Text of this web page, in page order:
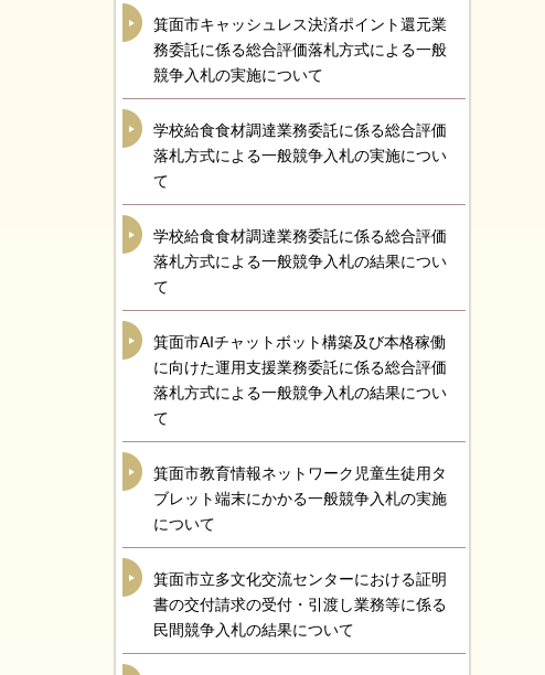
箕面市キャッシュレス決済ポイント還元業
務委託に係る総合評価落札方式による一般
競争入札の実施について
学校給食食材調達業務委託に係る総合評価
落札方式による一般競争入札の実施につい
て
学校給食食材調達業務委託に係る総合評価
落札方式による一般競争入札の結果につい
て
箕面市AIチャットボット構築及び本格稼働
に向けた運用支援業務委託に係る総合評価
落札方式による一般競争入札の結果につい
て
箕面市教育情報ネットワーク児童生徒用タ
ブレット端末にかかる一般競争入札の実施
について
箕面市立多文化交流センターにおける証明
書の交付請求の受付・引渡し業務等に係る
民間競争入札の結果について